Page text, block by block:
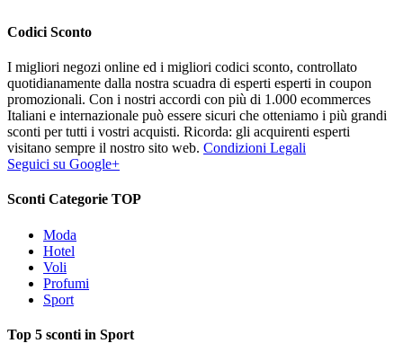
Codici Sconto
I migliori negozi online ed i migliori codici sconto, controllato
quotidianamente dalla nostra scuadra di esperti esperti in coupon
promozionali. Con i nostri accordi con più di 1.000 ecommerces
Italiani e internazionale può essere sicuri che otteniamo i più grandi
sconti per tutti i vostri acquisti. Ricorda: gli acquirenti esperti
visitano sempre il nostro sito web. Condizioni Legali
Seguici su Google+
Sconti Categorie TOP
Moda
Hotel
Voli
Profumi
Sport
Top 5 sconti in Sport